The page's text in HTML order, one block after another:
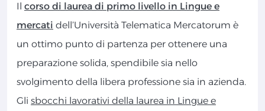
Il corso di laurea di primo livello in Lingue e
mercati dell’Università Telematica Mercatorum è
un ottimo punto di partenza per ottenere una
preparazione solida, spendibile sia nello
svolgimento della libera professione sia in azienda.
Gli sbocchi lavorativi della laurea in Lingue e